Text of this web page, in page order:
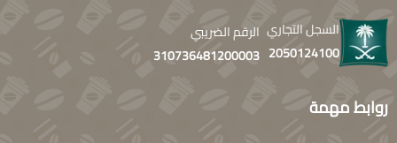
السجل التجاري
2050124100
الرقم الضريبي
310736481200003
روابط مهمة